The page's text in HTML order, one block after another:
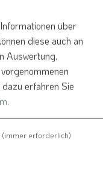
laden?
über
diese auch an
Auswertung,
dazu erfahren Sie
.
(immer erforderlich)